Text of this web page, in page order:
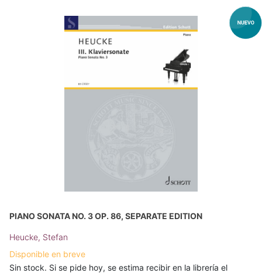
PIANO SONATA NO. 3 OP. 86, SEPARATE EDITION
Heucke, Stefan
Disponible en breve
Sin stock. Si se pide hoy, se estima recibir en la librería el